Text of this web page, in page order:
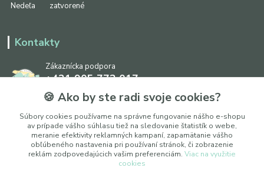
Nedeľa
zatvorené
Kontakty
Zákaznícka podpora
+421 905 773 017
(Po-Pia, 8:30 - 17:00, So: 9:00 - 12:00)
info@ipapier.sk
🍪 Ako by ste radi svoje cookies?
Súbory cookies používame na správne fungovanie nášho e-shopu
av prípade vášho súhlasu tiež na sledovanie štatistík o webe,
meranie efektivity reklamných kampaní, zapamätanie vášho
obľúbeného nastavenia pri používaní stránok, či zobrazenie
reklám zodpovedajúcich vašim preferenciám. Viac na využitie
cookies